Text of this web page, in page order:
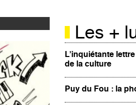
Les +
L’inquiétante
de la culture
Puy du Fou : la